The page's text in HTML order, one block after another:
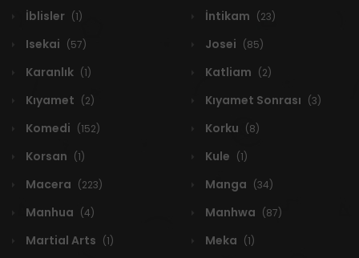
İblisler (1) İntikam (23)
Isekai (57) Josei (85)
Karanlık (1) Katliam (2)
Kıyamet (2) Kıyamet Sonrası (3)
Komedi (152) Korku (8)
Korsan (1) Kule (1)
Macera (223) Manga (34)
Manhua (4) Manhwa (87)
Martial Arts (1) Meka (1)